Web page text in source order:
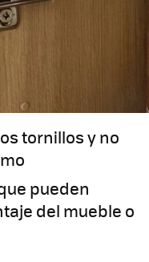
tornillos y no
pueden
del mueble o